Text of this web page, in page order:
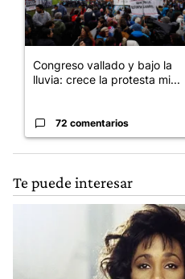
Congreso vallado y bajo la
lluvia: crece la protesta mi...
72 comentarios